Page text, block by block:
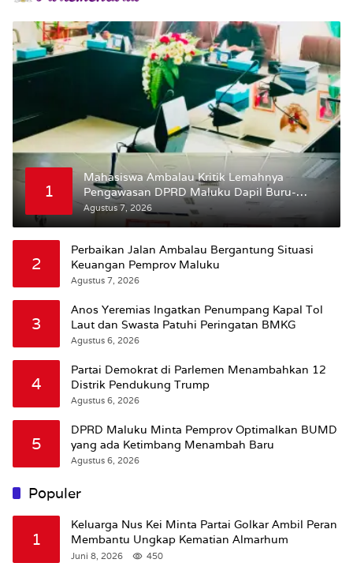
1
Mahasiswa Ambalau Kritik Lemahnya
Pengawasan DPRD Maluku Dapil Buru-
Bursel Terhadap Proses Perubahan Status
Agustus 7, 2026
2
Perbaikan Jalan Ambalau Bergantung Situasi
Keuangan Pemprov Maluku
Agustus 7, 2026
3
Anos Yeremias Ingatkan Penumpang Kapal Tol
Laut dan Swasta Patuhi Peringatan BMKG
Agustus 6, 2026
4
Partai Demokrat di Parlemen Menambahkan 12
Distrik Pendukung Trump
Agustus 6, 2026
5
DPRD Maluku Minta Pemprov Optimalkan BUMD
yang ada Ketimbang Menambah Baru
Agustus 6, 2026
Populer
1
Keluarga Nus Kei Minta Partai Golkar Ambil Peran
Membantu Ungkap Kematian Almarhum
Juni 8, 2026 450